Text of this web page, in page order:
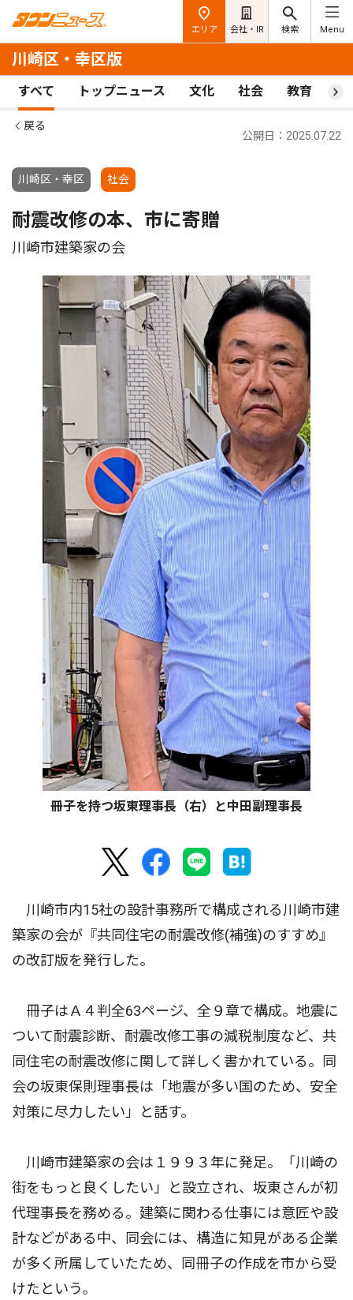
エリア 会社・IR 検索 Menu
川崎区・幸区版
すべて トップニュース 文化 社会 教育 ス
戻る
川崎区・幸区 社会
公開日：2025.07.22
耐震改修の本、市に寄贈
川崎市建築家の会
冊子を持つ坂東理事長（右）と中田副理事長
川崎市内15社の設計事務所で構成される川崎市建
築家の会が『共同住宅の耐震改修(補強)のすすめ』
の改訂版を発行した。
冊子はＡ４判全63ページ、全９章で構成。地震に
ついて耐震診断、耐震改修工事の減税制度など、共
同住宅の耐震改修に関して詳しく書かれている。同
会の坂東保則理事長は「地震が多い国のため、安全
対策に尽力したい」と話す。
川崎市建築家の会は１９９３年に発足。「川崎の
街をもっと良くしたい」と設立され、坂東さんが初
代理事長を務める。建築に関わる仕事には意匠や設
計などがある中、同会には、構造に知見がある企業
が多く所属していたため、同冊子の作成を市から受
けたという。